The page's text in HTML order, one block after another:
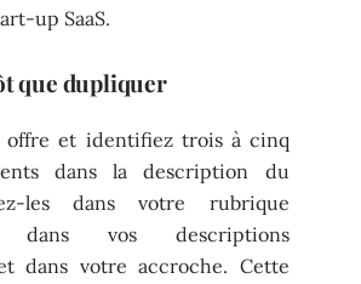
up SaaS.
que dupliquer
offre et identifiez trois à cinq
dans la description du
les dans votre rubrique
dans vos descriptions
dans votre accroche. Cette